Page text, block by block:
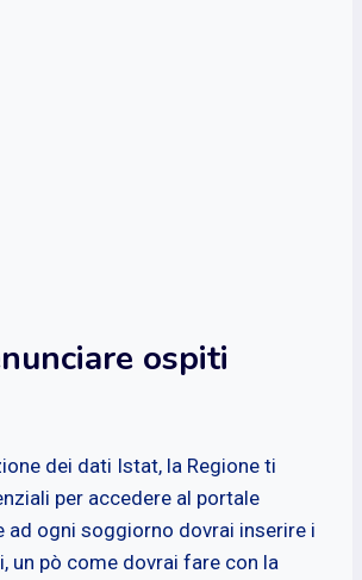
ospiti
dei dati Istat, la Regione ti
per accedere al portale
ad ogni soggiorno dovrai inserire i
un pò come dovrai fare con la